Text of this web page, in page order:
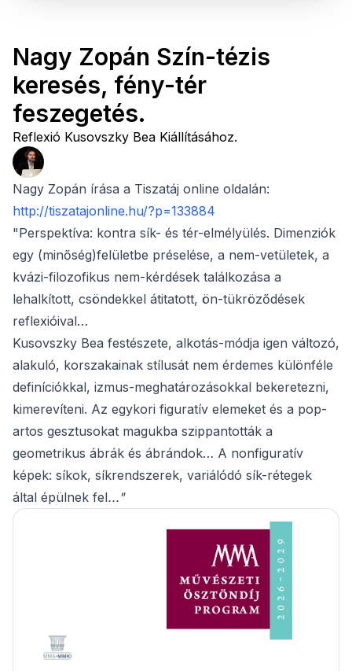
Nagy Zopán Szín-tézis
keresés, fény-tér
feszegetés.
Reflexió Kusovszky Bea Kiállításához.
Nagy Zopán írása a Tiszatáj online oldalán:
http://tiszatajonline.hu/?p=133884
"Perspektíva: kontra sík- és tér-elmélyülés. Dimenziók
egy (minőség)felületbe préselése, a nem-vetületek, a
kvázi-filozofikus nem-kérdések találkozása a
lehalkított, csöndekkel átitatott, ön-tükröződések
reflexióival…
Kusovszky Bea festészete, alkotás-módja igen változó,
alakuló, korszakainak stílusát nem érdemes különféle
definíciókkal, izmus-meghatározásokkal bekeretezni,
kimerevíteni. Az egykori figuratív elemeket és a pop-
artos gesztusokat magukba szippantották a
geometrikus ábrák és ábrándok… A nonfiguratív
képek: síkok, síkrendszerek, variálódó sík-rétegek
által épülnek fel..."